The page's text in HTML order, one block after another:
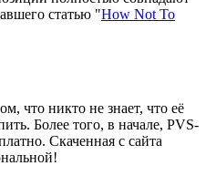
статью "How Not To
что никто не знает, что её
Более того, в начале, PVS-
Скаченная с сайта